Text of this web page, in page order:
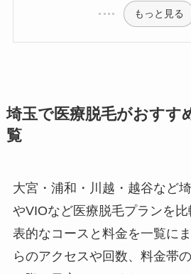
もっと見る
埼玉で医療脱毛がおすす
覧
大宮・浦和・川越・越谷など
やVIOなど医療脱毛プランを
表的なコースと料金を一覧に
らのアクセスや回数、料金帯